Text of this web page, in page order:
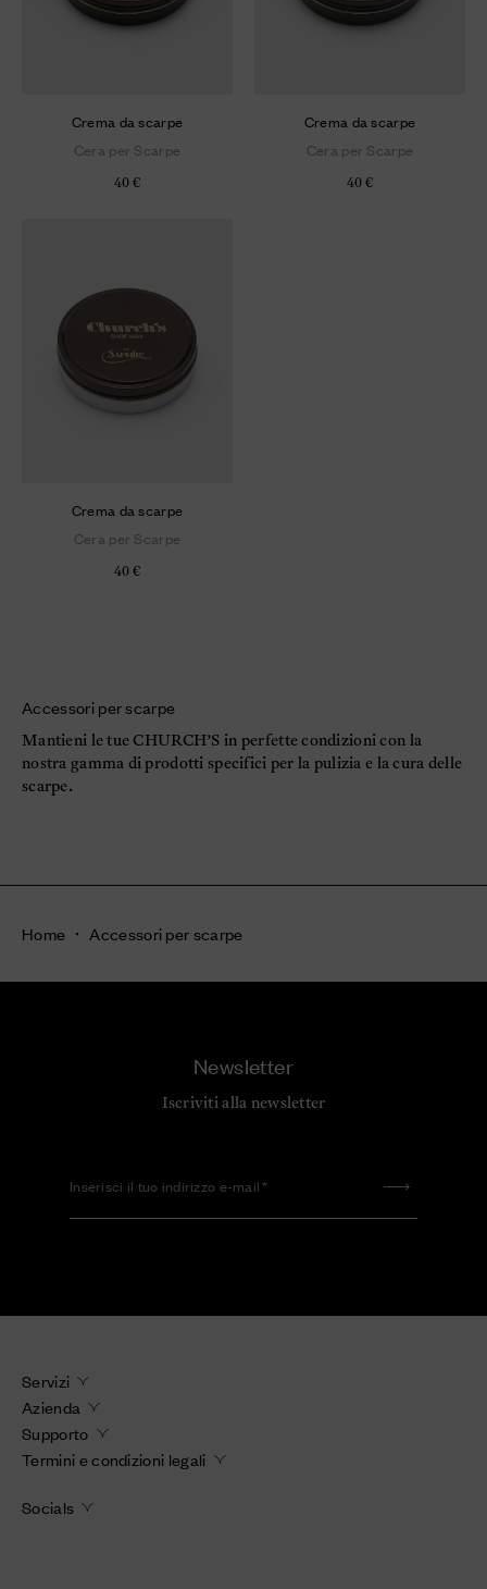
Crema da scarpe
Cera per Scarpe
40 €
Crema da scarpe
Cera per Scarpe
40 €
Crema da scarpe
Cera per Scarpe
40 €
Accessori per scarpe
Mantieni le tue CHURCH’S in perfette condizioni con la
nostra gamma di prodotti specifici per la pulizia e la cura delle
scarpe.
Home Accessori per scarpe
Newsletter
Iscriviti alla newsletter
Inserisci il tuo indirizzo e-mail
Servizi
Azienda
Supporto
Termini e condizioni legali
Socials